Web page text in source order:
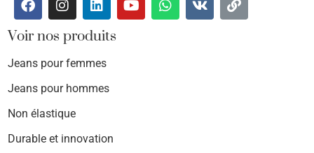
Voir nos produits
Jeans pour femmes
Jeans pour hommes
Non élastique
Durable et innovation